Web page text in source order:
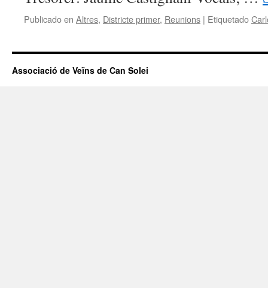
Publicado en Altres, Districte primer, Reunions | Etiquetado
Associació de Veïns de Can Solei